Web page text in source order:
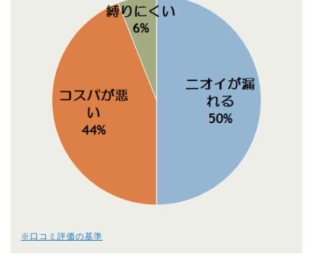
※口コミ評価の基準